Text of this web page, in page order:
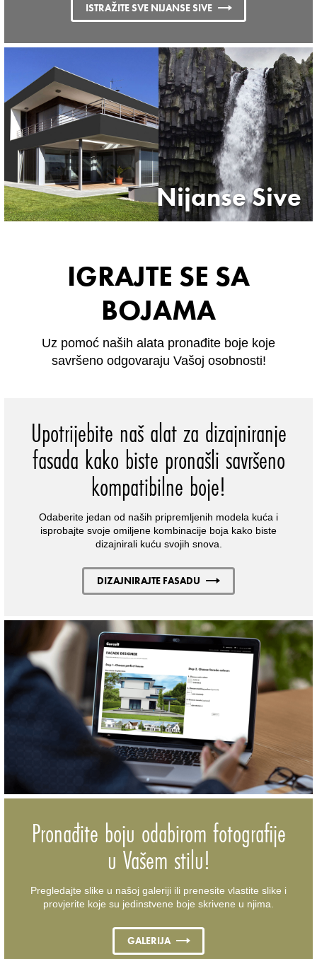
ISTRAŽITE SVE NIJANSE SIVE
Nijanse Sive
IGRAJTE SE SA
BOJAMA
Uz pomoć naših alata pronađite boje koje
savršeno odgovaraju Vašoj osobnosti!
Upotrijebite naš alat za dizajniranje
fasada kako biste pronašli savršeno
kompatibilne boje!
Odaberite jedan od naših pripremljenih modela kuća i
isprobajte svoje omiljene kombinacije boja kako biste
dizajnirali kuću svojih snova.
DIZAJNIRAJTE FASADU
Pronađite boju odabirom fotografije
u Vašem stilu!
Pregledajte slike u našoj galeriji ili prenesite vlastite slike i
provjerite koje su jedinstvene boje skrivene u njima.
GALERIJA